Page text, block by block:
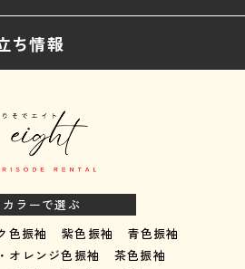
ち情報
カラーで選ぶ
色振袖 紫色振袖
青色振袖
オレンジ色振袖
茶色振袖